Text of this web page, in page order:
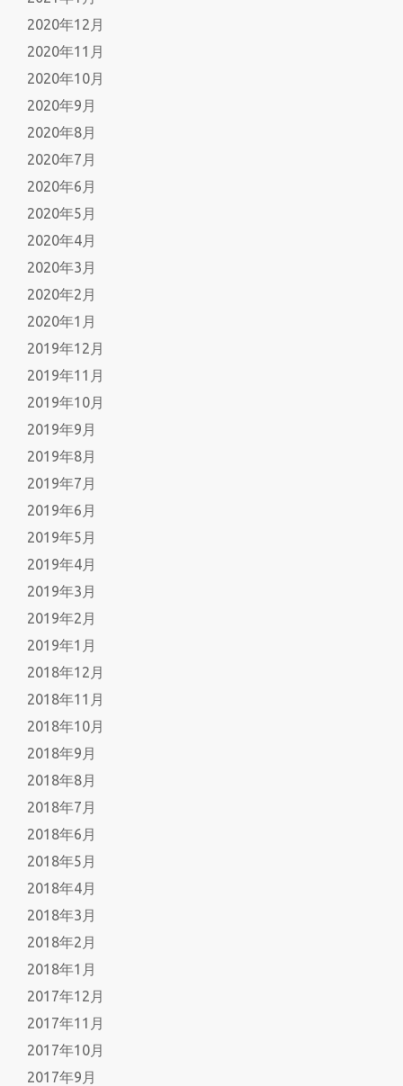
2020年12月
2020年11月
2020年10月
2020年9月
2020年8月
2020年7月
2020年6月
2020年5月
2020年4月
2020年3月
2020年2月
2020年1月
2019年12月
2019年11月
2019年10月
2019年9月
2019年8月
2019年7月
2019年6月
2019年5月
2019年4月
2019年3月
2019年2月
2019年1月
2018年12月
2018年11月
2018年10月
2018年9月
2018年8月
2018年7月
2018年6月
2018年5月
2018年4月
2018年3月
2018年2月
2018年1月
2017年12月
2017年11月
2017年10月
2017年9月